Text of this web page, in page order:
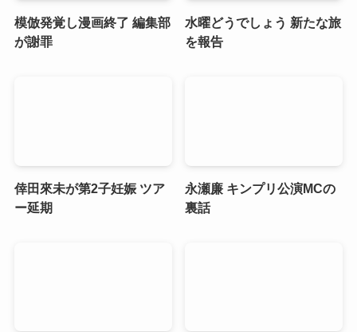
模倣発覚し漫画終了 編集部
が謝罪
水曜どうでしょう 新たな旅
を報告
倖田來未が第2子妊娠 ツア
ー延期
永瀬廉 キンプリ公演MCの
裏話